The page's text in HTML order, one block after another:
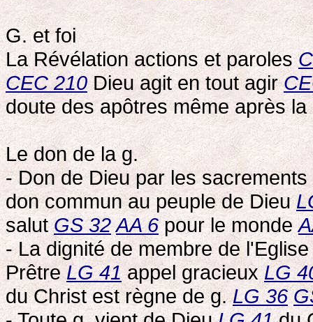
G. et foi
La Révélation actions et paroles
CEC 210Dieu agit en tout agir
doute des apôtres même après
Le don de la g.
- Don de Dieu par les sacrements
don commun au peuple de Dieu
salutGS 32 AA 6pour le monde
- La dignité de membre de
PrêtreLG 41appel gracieuxLG
du Christ est règne de g.LG 36